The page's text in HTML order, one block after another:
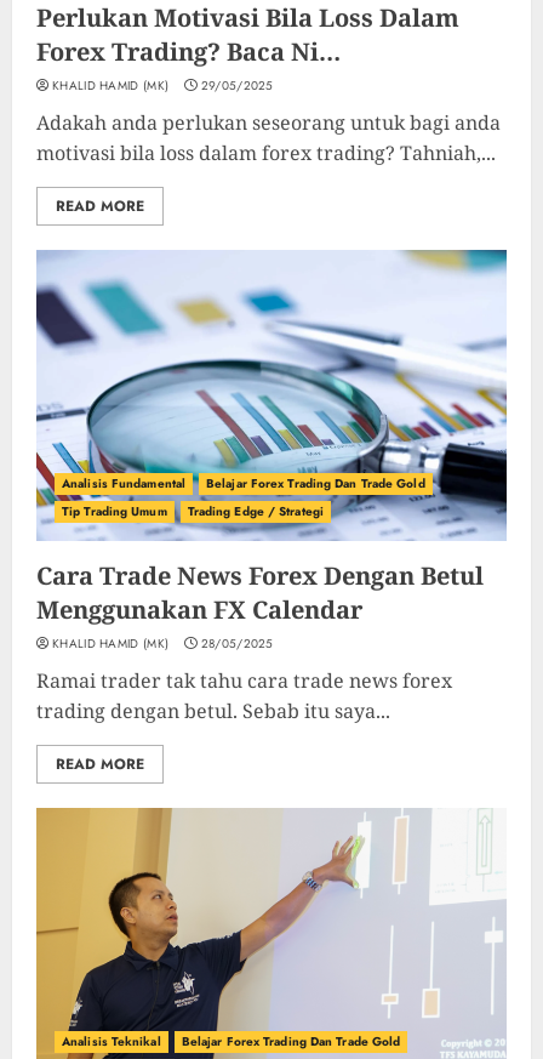
Perlukan Motivasi Bila Loss Dalam
Forex Trading? Baca Ni…
KHALID HAMID (MK) 29/05/2025
Adakah anda perlukan seseorang untuk bagi anda
motivasi bila loss dalam forex trading? Tahniah,...
READ MORE
Analisis Fundamental
Belajar Forex Trading Dan Trade Gold
Tip Trading Umum
Trading Edge / Strategi
Cara Trade News Forex Dengan Betul
Menggunakan FX Calendar
KHALID HAMID (MK) 28/05/2025
Ramai trader tak tahu cara trade news forex
trading dengan betul. Sebab itu saya...
READ MORE
Analisis Teknikal
Belajar Forex Trading Dan Trade Gold